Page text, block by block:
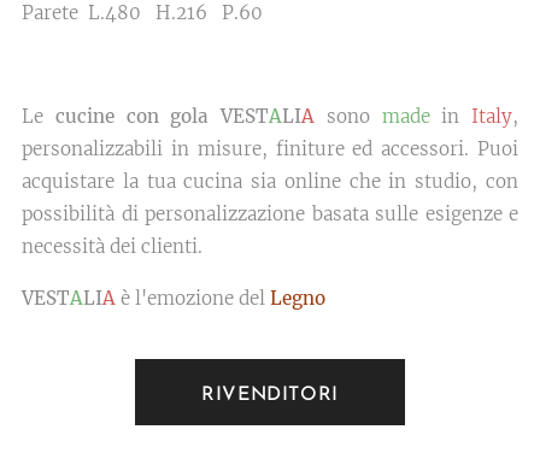
Parete L.480 H.216 P.60
Le cucine con gola VESTALIA sono madein Italy,
personalizzabili in misure, finiture ed accessori. Puoi
acquistare la tua cucina sia online che in studio, con
possibilità di personalizzazione basata sulle esigenze e
necessità dei clienti.
VESTALIA è l'emozione del Legno
RIVENDITORI